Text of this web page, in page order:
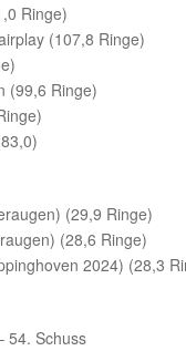
Ringe)
(107,8 Ringe)
(99,6 Ringe)
(29,9 Ringe)
(28,6 Ringe)
2024) (28,3
54. Schuss